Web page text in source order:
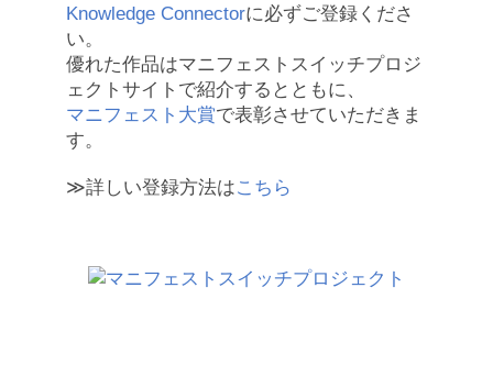
Knowledge Connectorに必ずご登録くださ
い。
優れた作品はマニフェストスイッチプロジ
ェクトサイトで紹介するとともに、
マニフェスト大賞で表彰させていただきま
す。
≫詳しい登録方法はこちら